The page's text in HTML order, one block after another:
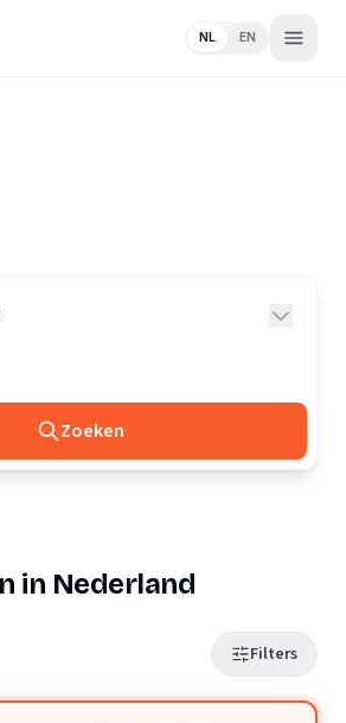
NL EN
Zoeken
in Nederland
Filters